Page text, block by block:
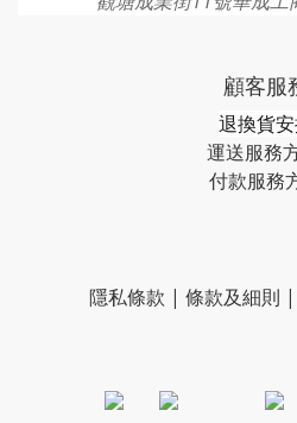
顧客服
退換貨
運送服務
付款服務
隱私條款 | 條款及細則